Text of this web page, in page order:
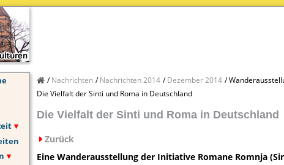
Nachrichten Nachrichten 2014 Dezember 2014
Die Vielfalt der Sinti und Roma in Deutschland
Die Vielfalt der Sinti und Roma in Deutschland
Zurück
Eine Wanderausstellung der Initiative Romane Romnja